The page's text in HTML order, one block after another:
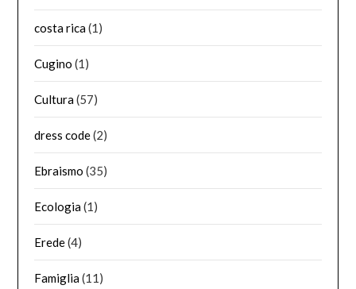
costa rica(1)
Cugino (1)
Cultura(57)
dress code(2)
Ebraismo (35)
Ecologia(1)
Erede(4)
Famiglia(11)